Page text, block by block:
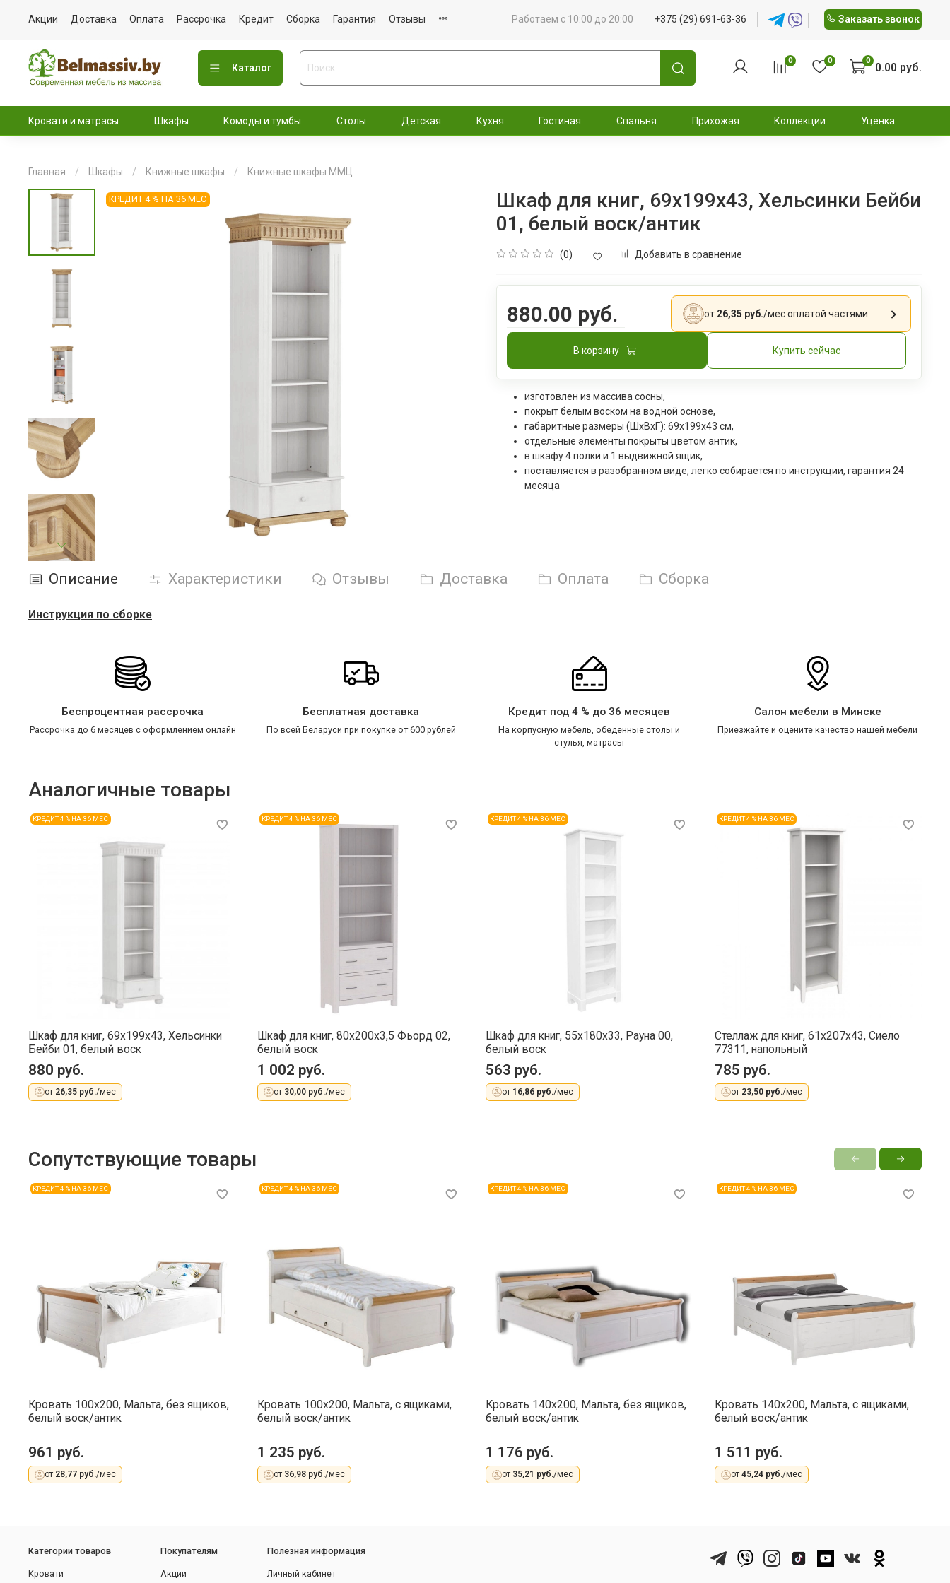
Акции Доставка Оплата Рассрочка Кредит Сборка Гарантия Отзывы Работаем с 10:00 до 20:00 +375 (29) 691-63-36 Заказать звонок
Каталог
0 0 0 0.00 руб.
Кровати и матрасы Шкафы Комоды и тумбы Столы Детская Кухня Гостиная Спальня Прихожая Коллекции Уценка
Главная Шкафы Книжные шкафы Книжные шкафы ММЦ
КРЕДИТ 4 % НА 36 МЕС
Шкаф для книг, 69x199x43, Хельсинки Бейби
01, белый воск/антик
(0) Добавить в сравнение
880.00 руб. от 26,35 руб./месоплатой частями
В корзину Купить сейчас
изготовлен из массива сосны,
покрыт белым воском на водной основе,
габаритные размеры (ШxВxГ): 69x199x43 см,
отдельные элементы покрыты цветом антик,
в шкафу 4 полки и 1 выдвижной ящик,
поставляется в разобранном виде, легко собирается по инструкции, гарантия 24
месяца
Описание Характеристики Отзывы Доставка Оплата Сборка
Инструкция по сборке
Беспроцентная рассрочка
Рассрочка до 6 месяцев с оформлением онлайн
Бесплатная доставка
По всей Беларуси при покупке от 600 рублей
Кредит под 4 % до 36 месяцев
На корпусную мебель, обеденные столы и
стулья, матрасы
Салон мебели в Минске
Приезжайте и оцените качество нашей мебели
Аналогичные товары
КРЕДИТ 4 % НА 36 МЕС
Шкаф для книг, 69x199x43, Хельсинки
Бейби 01, белый воск
880 руб.
от 26,35 руб./мес
КРЕДИТ 4 % НА 36 МЕС
Шкаф для книг, 80x200x3,5 Фьорд 02,
белый воск
1 002 руб.
от 30,00 руб./мес
КРЕДИТ 4 % НА 36 МЕС
Шкаф для книг, 55x180x33, Рауна 00,
белый воск
563 руб.
от 16,86 руб./мес
КРЕДИТ 4 % НА 36 МЕС
Стеллаж для книг, 61x207x43, Сиело
77311, напольный
785 руб.
от 23,50 руб./мес
Сопутствующие товары
КРЕДИТ 4 % НА 36 МЕС
Кровать 100x200, Мальта, без ящиков,
белый воск/антик
961 руб.
от 28,77 руб./мес
КРЕДИТ 4 % НА 36 МЕС
Кровать 100x200, Мальта, с ящиками,
белый воск/антик
1 235 руб.
от 36,98 руб./мес
КРЕДИТ 4 % НА 36 МЕС
Кровать 140x200, Мальта, без ящиков,
белый воск/антик
1 176 руб.
от 35,21 руб./мес
КРЕДИТ 4 % НА 36 МЕС
Кровать 140x200, Мальта, с ящиками,
белый воск/антик
1 511 руб.
от 45,24 руб./мес
Категории товаров
Кровати
Покупателям
Акции
Полезная информация
Личный кабинет